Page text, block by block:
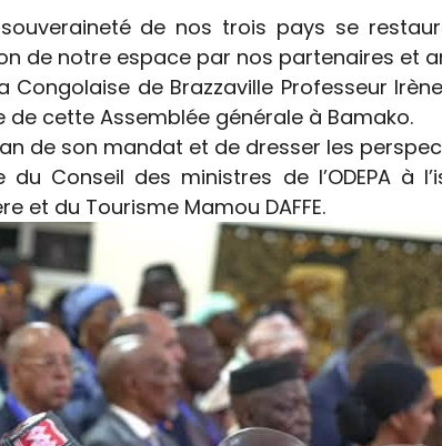
de nos trois pays se
de notre espace par nos partenaires et
Congolaise de Brazzaville Professeur
cette Assemblée générale à Bamako.
de son mandat et de dresser les
Conseil des ministres de l’ODEPA à
et du Tourisme Mamou DAFFE.